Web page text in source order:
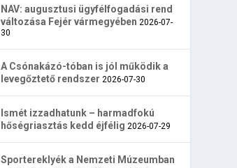
NAV: augusztusi ügyfélfogadási rend
változása Fejér vármegyében 2026-07-
30
A Csónakázó-tóban is jól működik a
levegőztető rendszer 2026-07-30
Ismét izzadhatunk – harmadfokú
hőségriasztás kedd éjfélig 2026-07-29
Sportereklyék a Nemzeti Múzeumban